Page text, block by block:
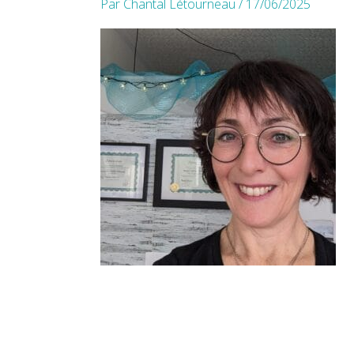
Par Chantal Létourneau /17/06/2025